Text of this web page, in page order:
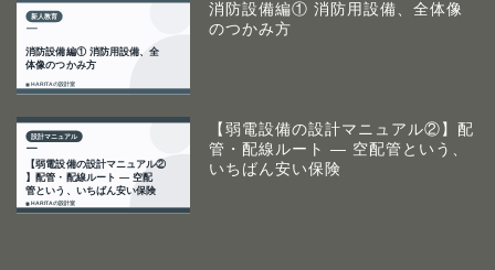
消防設備編① 消防用設備、全体像
のつかみ方
【弱電設備の設計マニュアル②】配
管・配線ルート ― 空配管という、
いちばん安い保険